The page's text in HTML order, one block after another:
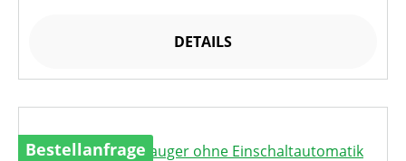
DETAILS
Bestellanfrage